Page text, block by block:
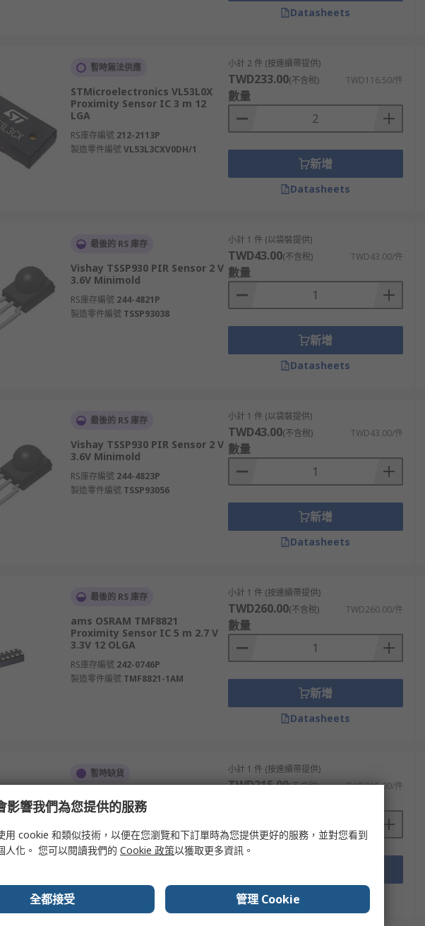
Datasheets
暫時無法供應
STMicroelectronics VL53L0X
Proximity Sensor IC 3 m 12
LGA
RS庫存編號 212-2113P
製造零件編號VL53L3CXV0DH/1
小計 2 件 (按連續帶提供)
TWD233.00(不含稅) TWD116.50/件
數量
新增
Datasheets
最後的 RS 庫存
Vishay TSSP930 PIR Sensor 2 V
3.6V Minimold
RS庫存編號 244-4821P
製造零件編號 TSSP93038
小計 1 件 (以袋裝提供)
TWD43.00(不含稅) TWD43.00/件
數量
新增
Datasheets
最後的 RS 庫存
Vishay TSSP930 PIR Sensor 2 V
3.6V Minimold
RS庫存編號 244-4823P
製造零件編號 TSSP93056
小計 1 件 (以袋裝提供)
TWD43.00(不含稅) TWD43.00/件
數量
新增
Datasheets
最後的 RS 庫存
ams OSRAM TMF8821
Proximity Sensor IC 5 m 2.7 V
3.3V 12 OLGA
RS庫存編號 242-0746P
製造零件編號 TMF8821-1AM
小計 1 件 (按連續帶提供)
TWD260.00(不含稅) TWD260.00/件
數量
新增
Datasheets
暫時缺貨
KEMET PL Proximity Sensor 5
m 2 V 15V 4 Tape & Reel
RS庫存編號 205-5825P
製造零件編號 PL-Q873-02
小計 1 件 (按連續帶提供)
TWD215.00(不含稅) TWD215.00/件
Datasheets
響我們為您提供的服務
用 cookie 和類似技術，以便在您瀏覽和下訂單時為您提供更好的服務，並對您看到
人化。 您可以閱讀我們的 Cookie 政策以獲取更多資訊。
全都接受 管理 Cookie